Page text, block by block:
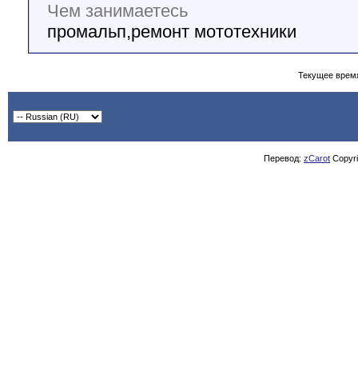
Чем занимаетесь
промальп,ремонт мототехники
Текущее
Перевод: zCarot